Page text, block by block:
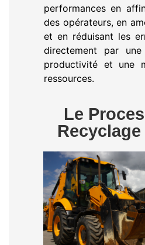
performances en
des opérateurs, en
et en réduisant les
directement par
productivité et une
ressources.
Le
Recyclage